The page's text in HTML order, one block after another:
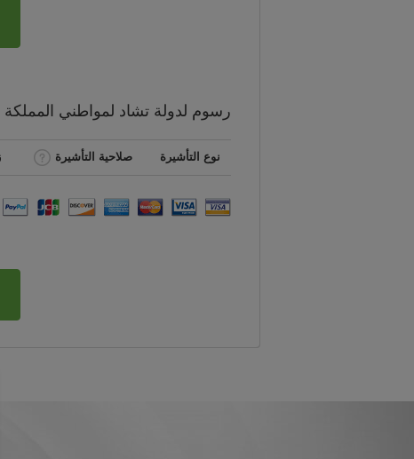
رسوم لدولة تشاد لمواطني
نوع التأشيرة صلاحية التأشيرة